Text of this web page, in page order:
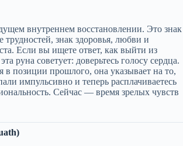
внутреннем восстановлении. Это знак
трудностей, знак здоровья, любви и
Если вы ищете ответ, как выйти из
руна советует: доверьтесь голосу сердца.
в позиции прошлого, она указывает на то,
импульсивно и теперь расплачиваетесь
Сейчас — время зрелых чувств